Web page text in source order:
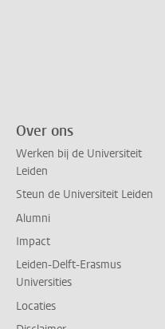
Over ons
Werken bij de Universiteit
Leiden
Steun de Universiteit Leiden
Alumni
Impact
Leiden-Delft-Erasmus
Universities
Locaties